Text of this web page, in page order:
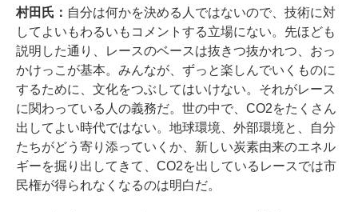
村田氏： 自分は何かを決める人ではないので、技術に対
してよいもわるいもコメントする立場にない。先ほども
説明した通り、レースのベースは抜きつ抜かれつ、おっ
かけっこが基本。みんなが、ずっと楽しんでいくものに
するために、文化をつぶしてはいけない。それがレース
に関わっている人の義務だ。世の中で、CO2をたくさん
出してよい時代ではない。地球環境、外部環境と、自分
たちがどう寄り添っていくか、新しい炭素由来のエネル
ギーを掘り出してきて、CO2を出しているレースでは市
民権が得られなくなるのは明白だ。